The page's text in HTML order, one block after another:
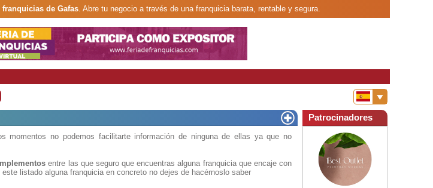
franquicias de Gafas. Abre tu negocio a través de una franquicia barata, rentable y segura.
momentos no podemos facilitarte información de ninguna de ellas ya que no
entre las que seguro que encuentras alguna franquicia que encaje con
listado alguna franquicia en concreto no dejes de hacérnoslo saber
Patrocinadores